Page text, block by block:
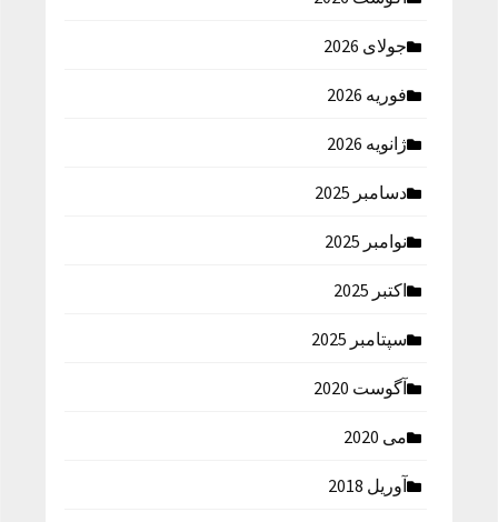
جولای 2026
فوریه 2026
ژانویه 2026
دسامبر 2025
نوامبر 2025
اکتبر 2025
سپتامبر 2025
آگوست 2020
می 2020
آوریل 2018